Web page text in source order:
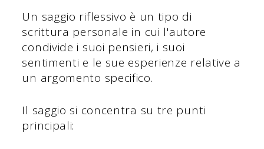
Un saggio riflessivo è un tipo di
scrittura personale in cui l'autore
condivide i suoi pensieri, i suoi
sentimenti e le sue esperienze relative a
un argomento specifico.
Il saggio si concentra su tre punti
principali: